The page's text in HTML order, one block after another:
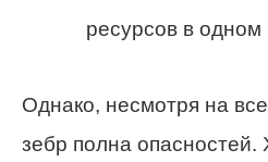
ресурсов в одном
Однако, несмотря на
зебр полна